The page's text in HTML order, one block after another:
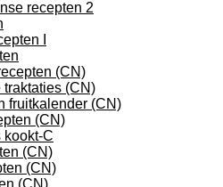
recepten 2
I
(CN)
traktaties (CN)
fruitkalender (CN)
(CN)
kookt-C
(CN)
(CN)
(CN)